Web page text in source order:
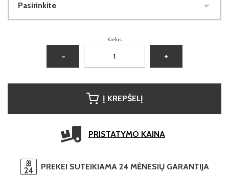
Pasirinkite
Kiekis:
− +
Į KREPŠELĮ
PRISTATYMO KAINA
PREKEI SUTEIKIAMA 24 MĖNESIŲ GARANTIJA